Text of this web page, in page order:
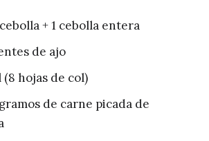
+ 1 cebolla entera
de ajo
(8 hojas de col)
de carne picada de